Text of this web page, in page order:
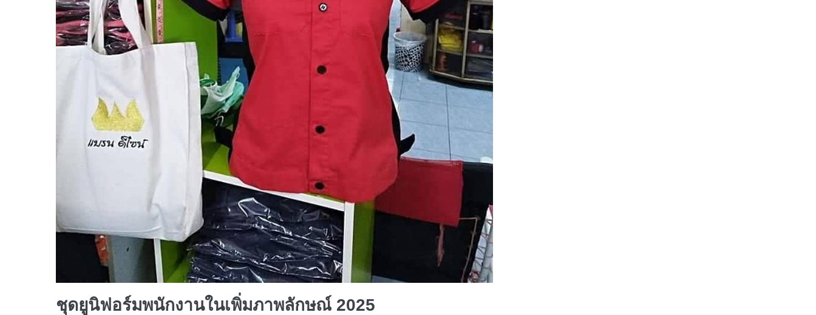
ชุดยูนิฟอร์มพนักงานในเพิ่มภาพลักษณ์ 2025